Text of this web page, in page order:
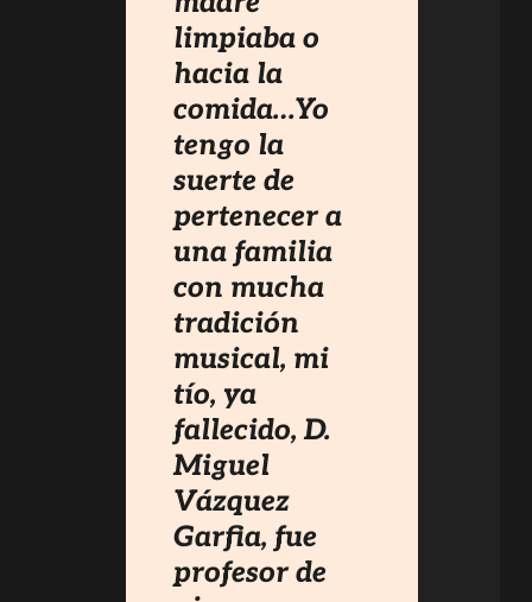
limpiaba o
hacia la
comida…Yo
tengo la
suerte de
pertenecer a
una familia
con mucha
tradición
musical, mi
tío, ya
fallecido, D.
Miguel
Vázquez
Garfia, fue
profesor de